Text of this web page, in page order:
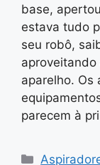
base,
estava tudo
seu robô,
aparelho. Os
parecem à